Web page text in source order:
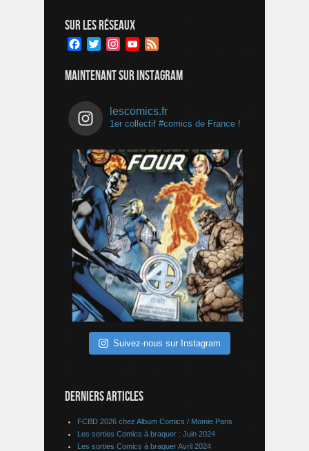
SUR LES RÉSEAUX
Facebook
TwitterInstagramYouTube
MAINTENANT SUR INSTAGRAM
lescomics.fr
1er collectif #comics de France !
Suivez-nous sur Instagram
DERNIERS ARTICLES
FCBD 2026 chez Album Comics / Momie Paris
Les sorties Comics à braquer : Juin 2024
Les sorties Comics à braquer Avril 2024